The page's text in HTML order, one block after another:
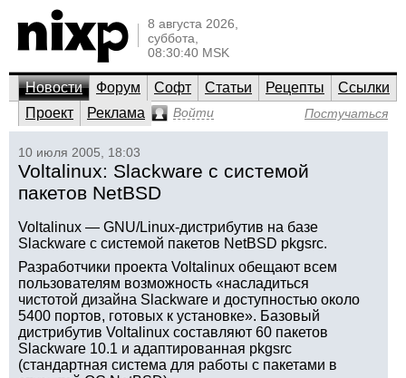
8 августа 2026,
суббота,
08:30:40 MSK
Новости Форум Софт Статьи Рецепты
Ссылки
Проект
Реклама Войти Постучаться
10 июля 2005, 18:03
Voltalinux: Slackware с системой
пакетов NetBSD
Voltalinux — GNU/Linux-дистрибутив на базе
Slackware с системой пакетов NetBSD pkgsrc.
Разработчики проекта Voltalinux обещают всем
пользователям возможность «насладиться
чистотой дизайна Slackware и доступностью около
5400 портов, готовых к установке». Базовый
дистрибутив Voltalinux составляют 60 пакетов
Slackware 10.1 и адаптированная pkgsrc
(стандартная система для работы с пакетами в